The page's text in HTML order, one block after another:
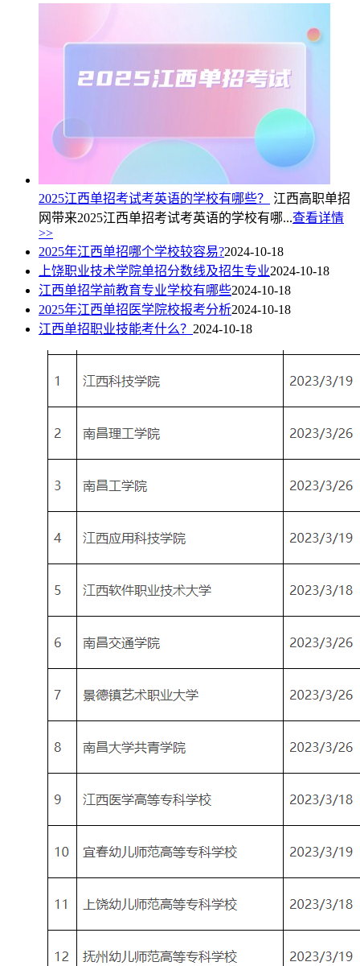
2025江西单招考试考英语的学校有哪些？
江西高职单招
网带来2025江西单招考试考英语的学校有哪...查看详情
>>
2025年江西单招哪个学校较容易?2024-10-18
上饶职业技术学院单招分数线及招生专业2024-10-18
江西单招学前教育专业学校有哪些2024-10-18
2025年江西单招医学院校报考分析2024-10-18
江西单招职业技能考什么？ 2024-10-18